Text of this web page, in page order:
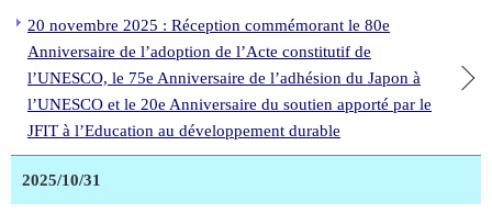
20 novembre 2025 : Réception commémorant le 80e
Anniversaire de l’adoption de l’Acte constitutif de
l’UNESCO, le 75e Anniversaire de l’adhésion du Japon à
l’UNESCO et le 20e Anniversaire du soutien apporté par le
JFIT à l’Education au développement durable
2025/10/31